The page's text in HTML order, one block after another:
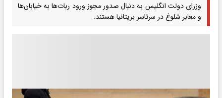
وزرای دولت انگلیس به دنبال صدور مجوز ورود ربات‌ها به خیابان‌ها
و معابر شلوغ در سرتاسر بریتانیا هستند.